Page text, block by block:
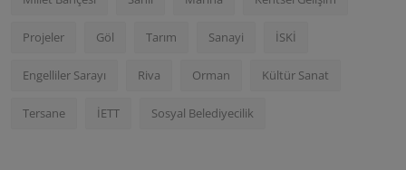
Projeler Göl Tarım Sanayi İSKİ
Engelliler Sarayı Riva Orman Kültür Sanat
Tersane İETT Sosyal Belediyecilik